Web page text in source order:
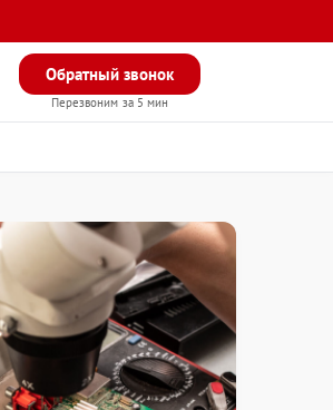
Обратный звонок
Перезвоним за 5 мин